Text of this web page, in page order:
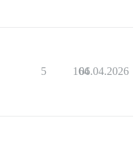
5 164
06.04.2026